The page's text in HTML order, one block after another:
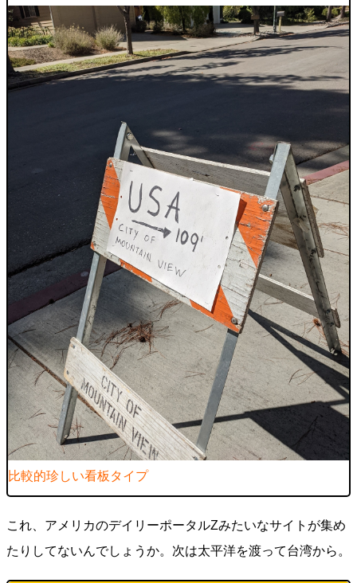
比較的珍しい看板タイプ
これ、アメリカのデイリーポータルZみたいなサイトが集め
たりしてないんでしょうか。次は太平洋を渡って台湾から。